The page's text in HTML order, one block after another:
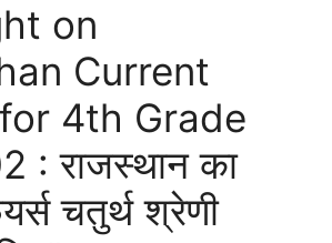
on
Current
4th Grade
: राजस्थान का
चतुर्थ श्रेणी